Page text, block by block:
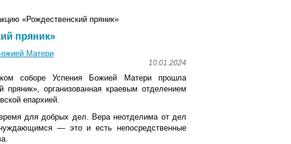
«Рождественский пряник»
пряник»
Матери
10.01.2024
соборе Успения Божией Матери прошла
пряник», организованная краевым отделением
епархией.
для добрых дел. Вера неотделима от дел
— это и есть непосредственные